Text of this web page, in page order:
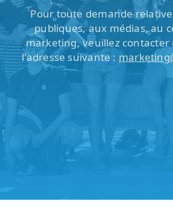
Pour toute demande
publiques, aux médias, au
marketing, veuillez contacter
l'adresse suivante :